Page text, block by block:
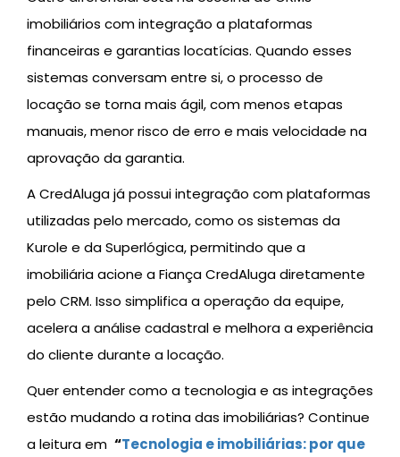
imobiliários com integração a plataformas
financeiras e garantias locatícias. Quando esses
sistemas conversam entre si, o processo de
locação se torna mais ágil, com menos etapas
manuais, menor risco de erro e mais velocidade na
aprovação da garantia.
A CredAluga já possui integração com plataformas
utilizadas pelo mercado, como os sistemas da
Kurole e da Superlógica, permitindo que a
imobiliária acione a Fiança CredAluga diretamente
pelo CRM. Isso simplifica a operação da equipe,
acelera a análise cadastral e melhora a experiência
do cliente durante a locação.
Quer entender como a tecnologia e as integrações
estão mudando a rotina das imobiliárias? Continue
a leitura em “Tecnologia e imobiliárias: por que